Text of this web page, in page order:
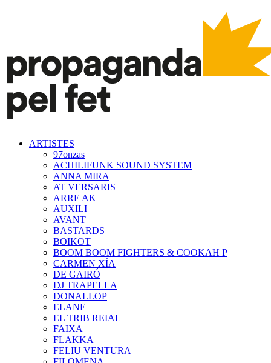
ARTISTES
97onzas
ACHILIFUNK SOUND SYSTEM
ANNA MIRA
AT VERSARIS
ARRE AK
AUXILI
AVANT
BASTARDS
BOIKOT
BOOM BOOM FIGHTERS & COOKAH P
CARMEN XÍA
DE GAIRÓ
DJ TRAPELLA
DONALLOP
ELANE
EL TRIB REIAL
FAIXA
FLAKKA
FELIU VENTURA